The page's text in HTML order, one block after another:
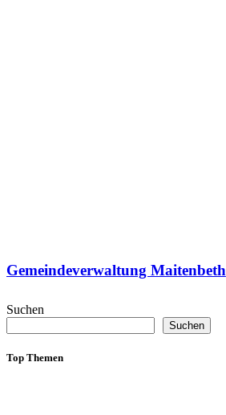
Gemeindeverwaltung Maitenbeth
Suchen
Suchen
Top Themen